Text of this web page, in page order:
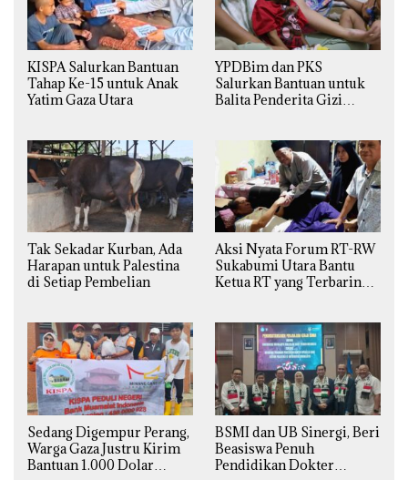
KISPA Salurkan Bantuan
Tahap Ke-15 untuk Anak
Yatim Gaza Utara
YPDBim dan PKS
Salurkan Bantuan untuk
Balita Penderita Gizi
Tak Sekadar Kurban, Ada
Harapan untuk Palestina
di Setiap Pembelian
Aksi Nyata Forum RT-RW
Sukabumi Utara Bantu
Ketua RT yang Terbaring
Sedang Digempur Perang,
Warga Gaza Justru Kirim
Bantuan 1.000 Dolar
BSMI dan UB Sinergi, Beri
Beasiswa Penuh
Pendidikan Dokter